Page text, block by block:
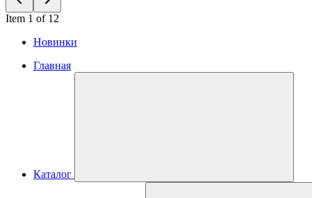
Item 1 of 12
Новинки
Главная
Каталог